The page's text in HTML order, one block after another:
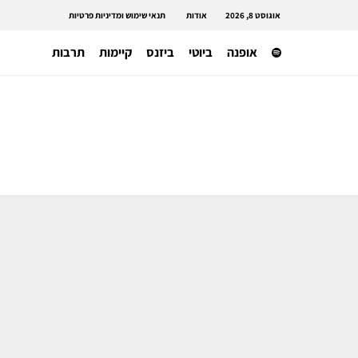
אוגוסט 8, 2026 אודות תנאי שימוש ומדיניות פרטיות
אופנה ביוטי ביזנס קיימות תרבות